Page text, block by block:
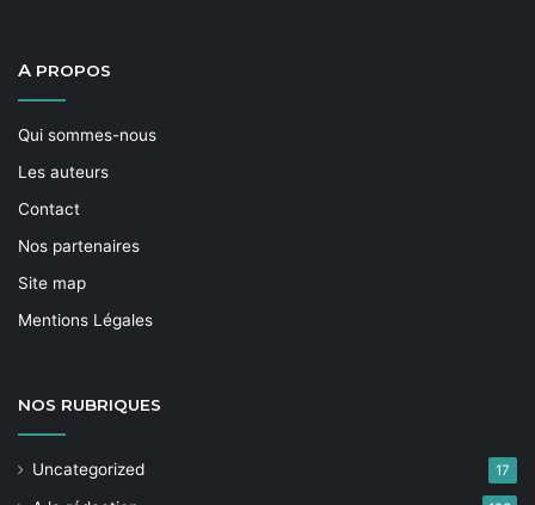
A PROPOS
Qui sommes-nous
Les auteurs
Contact
Nos partenaires
Site map
Mentions Légales
NOS RUBRIQUES
Uncategorized 17